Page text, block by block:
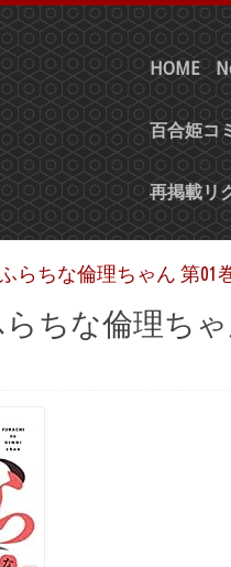
HOME
百合姫コ
再掲載リ
らちな倫理ちゃん 第01
ちな倫理ちゃ